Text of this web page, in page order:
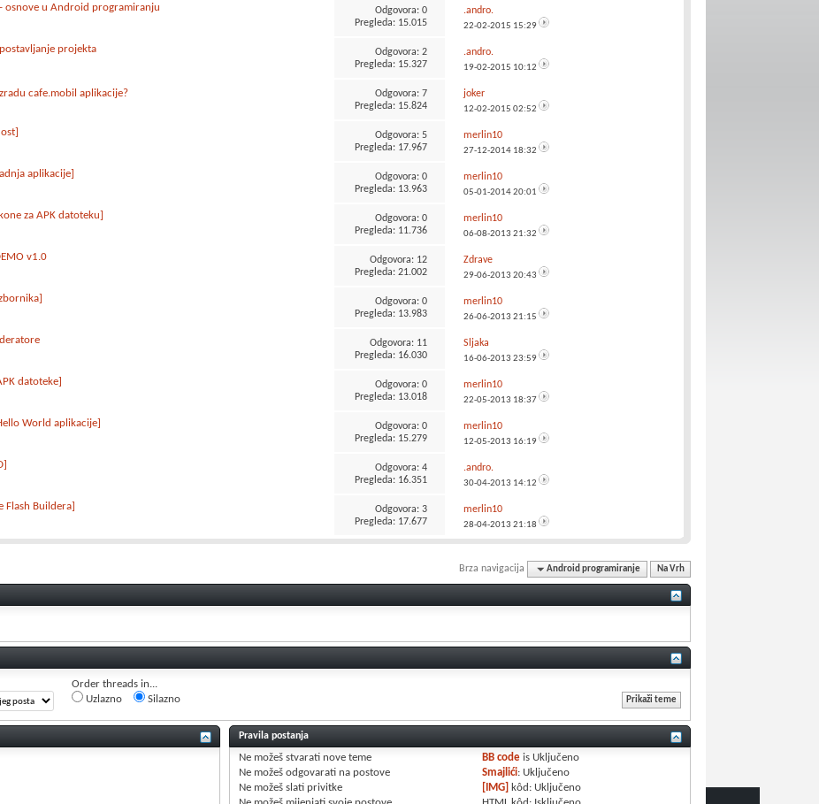
osnove u Android programiranju Odgovora: 0
Pregleda: 15.015
.andro.
22-02-2015 15:29
projekta Odgovora: 2
Pregleda: 15.327
.andro.
19-02-2015 10:12
cafe.mobil aplikacije? Odgovora: 7
Pregleda: 15.824
joker
12-02-2015 02:52
Odgovora: 5
Pregleda: 17.967
merlin10
27-12-2014 18:32
aplikacije] Odgovora: 0
Pregleda: 13.963
merlin10
05-01-201420:01
za APK datoteku] Odgovora: 0
Pregleda: 11.736
merlin10
06-08-2013 21:32
v1.0 Odgovora: 12
Pregleda: 21.002
Zdrave
29-06-2013 20:43
Odgovora: 0
Pregleda: 13.983
merlin10
26-06-2013 21:15
Odgovora: 11
Pregleda: 16.030
Sljaka
16-06-2013 23:59
datoteke] Odgovora: 0
Pregleda: 13.018
merlin10
22-05-2013 18:37
World aplikacije] Odgovora: 0
Pregleda: 15.279
merlin10
12-05-2013 16:19
Odgovora: 4
Pregleda: 16.351
.andro.
30-04-2013 14:12
Flash Buildera] Odgovora: 3
Pregleda: 17.677
merlin10
28-04-2013 21:18
Brza navigacija Android programiranje Na Vrh
Order threads in...
Uzlazno
Silazno
Pravila postanja
Ne možeš stvarati nove teme
Ne možešodgovarati na postove
Ne možeš slati privitke
BB code isUključeno
Smajlići: Uključeno
[IMG] kôd: Uključeno